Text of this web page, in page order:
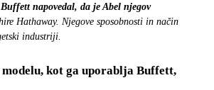
napovedal, da je Abel njegov
Hathaway. Njegove sposobnosti in način
industriji.
modelu, kot ga uporablja Buffett,